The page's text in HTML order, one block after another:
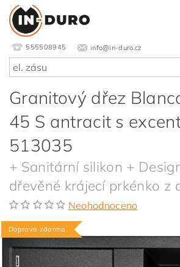
555508945 info@in-duro.cz
Granitový dřez
45 S antracit s
513035
+ Sanitární silikon +
dřevěné krájecí prkénko z
Neohodnoceno
Doprava zdarma